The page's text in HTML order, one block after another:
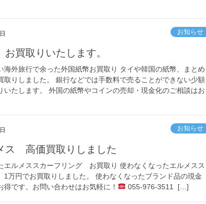
お知らせ
お買取りいたします。
海外旅行で余った外国紙幣お買取り タイや韓国の紙幣、まとめ
取りしました。 銀行などでは手数料で売ることができない少額
いたします。 外国の紙幣やコインの売却・現金化のご相談はお
お知らせ
メス 高価買取りしました
エルメススカーフリング お買取り 使わなくなったエルメスス
万円でお買取りしました。 使わなくなったブランド品の現金
得です。お問い合わせはお気軽に！
055-976-3511 […]